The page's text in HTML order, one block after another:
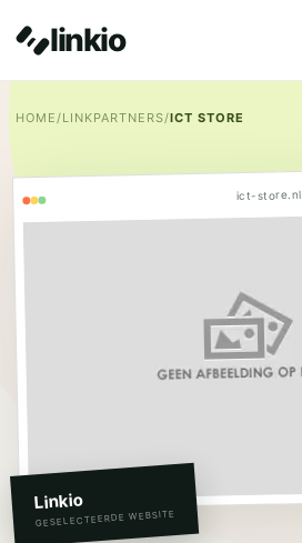
linkio
HOME/LINKPARTNERS/ICT STORE
ict-store.nl
Linkio
GESELECTEERDE WEBSITE